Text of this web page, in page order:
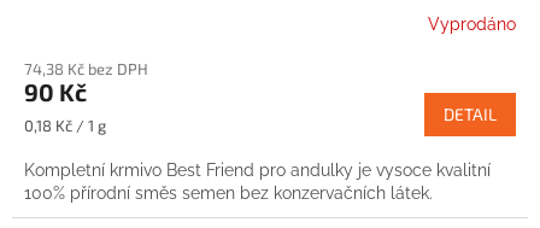
Vyprodáno
74,38 Kč bez DPH
90 Kč
Měrná
0,18 Kč / 1 g
DETAIL
Kompletní krmivo Best Friend pro andulky je vysoce kvalitní
100% přírodní směs semen bez konzervačních látek.